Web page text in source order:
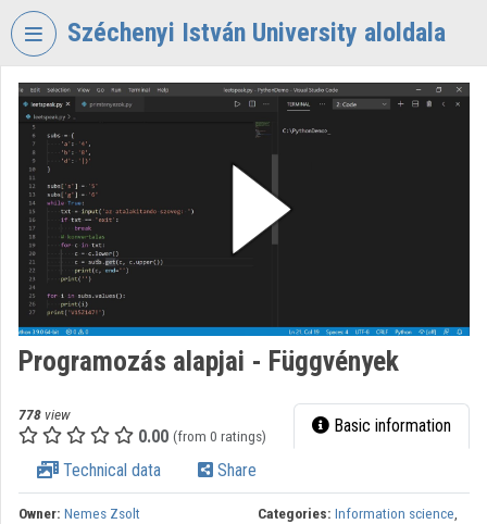
Skip header
Széchenyi István University aloldala
VIDEOTORIUM
SZÉCHENYI
ISTVÁN
UNIVERSITY
Organization home
Log In
Organization playlists
Organizations
Programozás alapjai - Függvények
778 view
0.00 (from 0 ratings) Basic information
Technical data Share
Owner: Nemes Zsolt Categories: Information science,